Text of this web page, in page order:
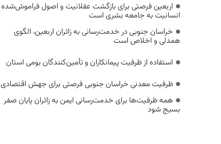
اربعین فرصتی برای بازگشت عقلانیت و اصول فراموش‌شده
انسانیت به جامعه بشری است
خراسان جنوبی در خدمت‌رسانی به زائران اربعین، الگوی
همدلی و اخلاص است
استفاده از ظرفیت پیمانکاران و تأمین‌کنندگان بومی استان
ظرفیت معدنی خراسان جنوبی فرصتی برای جهش اقتصادی
همه ظرفیت‌ها برای خدمت‌رسانی ایمن به زائران پایان صفر
بسیج شود